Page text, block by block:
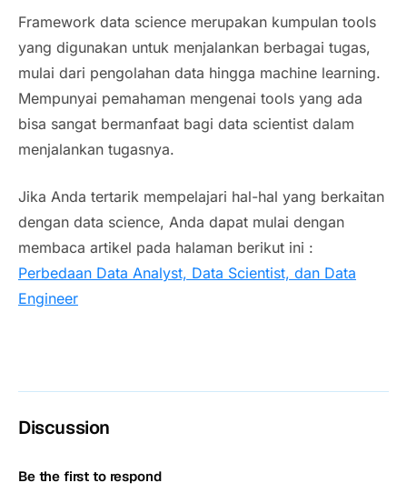
Framework data science merupakan kumpulan tools
yang digunakan untuk menjalankan berbagai tugas,
mulai dari pengolahan data hingga machine learning.
Mempunyai pemahaman mengenai tools yang ada
bisa sangat bermanfaat bagi data scientist dalam
menjalankan tugasnya.
Jika Anda tertarik mempelajari hal-hal yang berkaitan
dengan data science, Anda dapat mulai dengan
membaca artikel pada halaman berikut ini :
Perbedaan Data Analyst, Data Scientist, dan Data
Engineer
Discussion
Be the first to respond